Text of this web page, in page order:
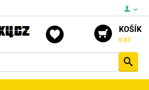
KOŠÍK
0 Kč